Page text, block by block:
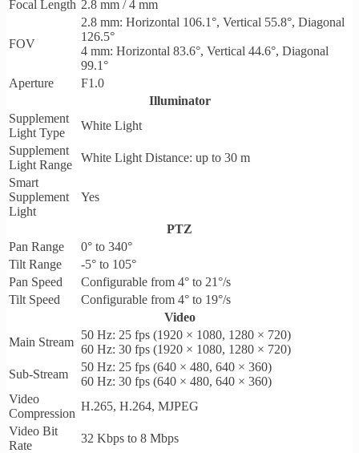
Focal Length 2.8 mm / 4 mm
FOV
2.8 mm: Horizontal 106.1°, Vertical 55.8°, Diagonal
126.5°
4 mm: Horizontal 83.6°, Vertical 44.6°, Diagonal
99.1°
Aperture
F1.0
Illuminator
Supplement
Light Type
White Light
Supplement
Light Range
White Light Distance: up to 30 m
Smart
Supplement
Light
Yes
PTZ
Pan Range
0° to 340°
Tilt Range
-5° to 105°
Pan Speed
Configurable from 4° to 21°/s
Tilt Speed
Configurable from 4° to 19°/s
Video
Main Stream
50 Hz: 25 fps (1920 × 1080, 1280 × 720)
60 Hz: 30 fps (1920 × 1080, 1280 × 720)
Sub-Stream
50 Hz: 25 fps (640 × 480, 640 × 360)
60 Hz: 30 fps (640 × 480, 640 × 360)
Video
Compression
H.265, H.264, MJPEG
Video Bit
Rate
32 Kbps to 8 Mbps